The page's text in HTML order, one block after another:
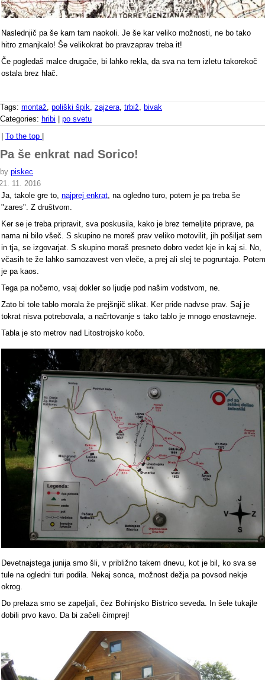
Naslednjič pa še kam tam naokoli. Je še kar veliko možnosti, ne bo tako
hitro zmanjkalo! Še velikokrat bo pravzaprav treba it!
Če pogledaš malce drugače, bi lahko rekla, da sva na tem izletu takorekoč
ostala brez hlač.
Tags: montaž, poliški špik, zajzera, trbiž, bivak
Categories: hribi
po svetu
To the top
Pa še enkrat nad Sorico!
by piskec
11. 2016
Ja, takole gre to, najprej enkrat, na ogledno turo, potem je pa treba še
"zares". Z društvom.
Ker se je treba pripravit, sva poskusila, kako je brez temeljite priprave, pa
nama ni bilo všeč. S skupino ne moreš prav veliko motovilit, jih pošiljat sem
in tja, se izgovarjat. S skupino moraš presneto dobro vedet kje in kaj si. No,
včasih te že lahko samozavest ven vleče, a prej ali slej te pogruntajo. Potem
je pa kaos.
Tega pa nočemo, vsaj dokler so ljudje pod našim vodstvom, ne.
Zato bi tole tablo morala že prejšnjič slikat. Ker pride nadvse prav. Saj je
tokrat nisva potrebovala, a načrtovanje s tako tablo je mnogo enostavneje.
Tabla je sto metrov nad Litostrojsko kočo.
Devetnajstega junija smo šli, v približno takem dnevu, kot je bil, ko sva se
tule na ogledni turi podila. Nekaj sonca, možnost dežja pa povsod nekje
okrog.
Do prelaza smo se zapeljali, čez Bohinjsko Bistrico seveda. In šele tukajle
dobili prvo kavo. Da bi začeli čimprej!